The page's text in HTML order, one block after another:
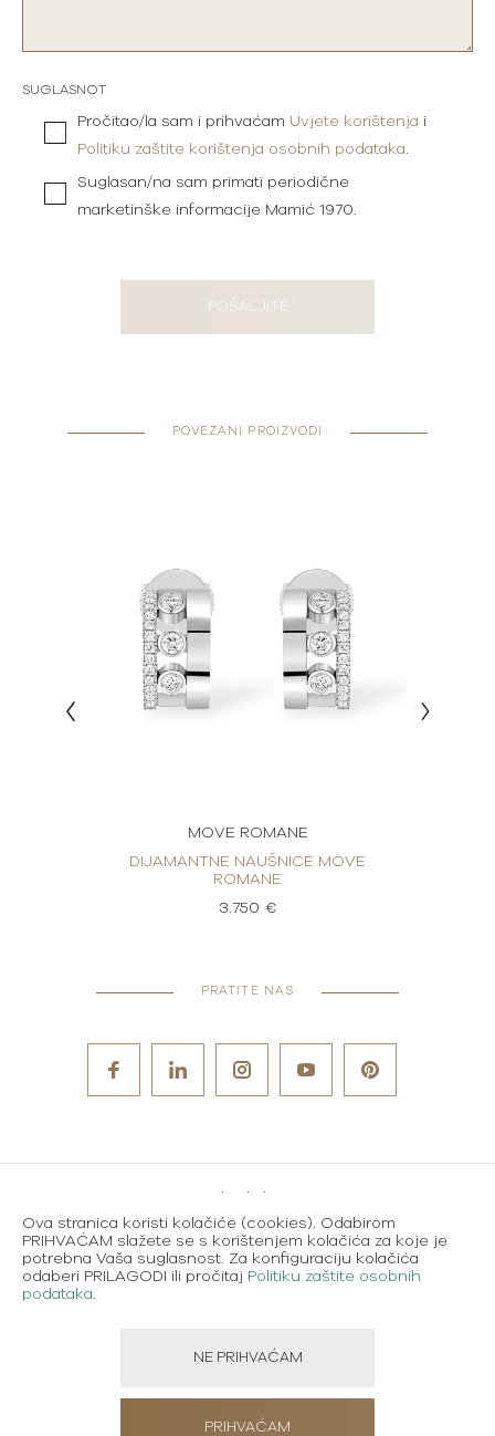
SUGLASNOT
Pročitao/la sam i prihvaćam Uvjete korištenja i
Politiku zaštite korištenja osobnih podataka
Suglasan/na sam primati periodične
marketinške informacije Mamić 1970.
POŠALJITE
POVEZANI PROIZVODI
MOVE ROMANE
DIJAMANTNE NAUŠNICE MOVE
ROMANE
3.750 €
PRATITE NAS
Karijere
Uvjeti korištenja
Created using magic by
Ova stranica koristi kolačiće (cookies). Odabirom
PRIHVAĆAM slažete se s korištenjem kolačića za koje je
potrebna Vaša suglasnost. Za konfiguraciju kolačića
odaberi PRILAGODI ili pročitaj Politiku zaštite osobnih
podataka.
NE PRIHVAĆAM
PRIHVAĆAM